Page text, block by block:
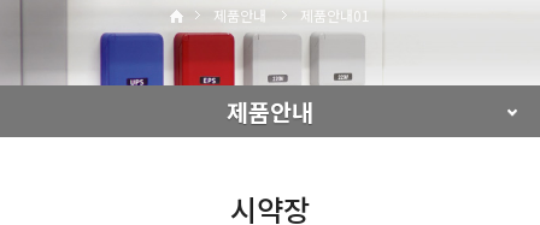
제품안내 제품안내01
제품안내
시약장